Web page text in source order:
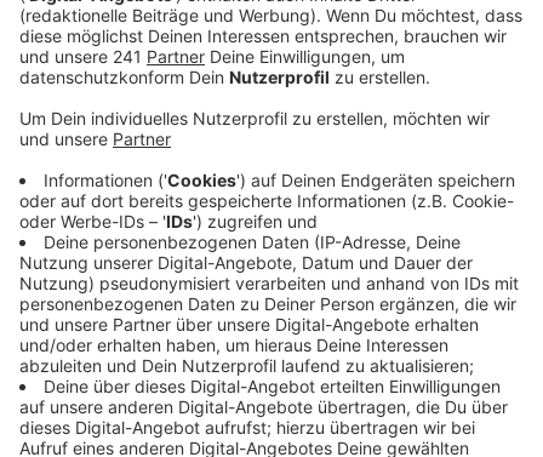
Nachlösch-Arbeiten waren aber extrem aufwendig.
Insgesamt waren rund 70 Kräfte von Feuerwehr,
THW, Rettungsdienst und Deutschem Roten Kreuz
Veröffentlicht:Montag, 01.12.2025 06:48
Anzeige
Um viertel vor sieben am frühen Morgen ist der Notruf
eingegangen – als die Feuerwehr vor Ort eintraf, stand
das Fachwerkhaus bereits komplett in Flammen. Die
Bewohner hatten es bereits verlassen. Eine Nachbarin
hatte sie geweckt und so verhindert, dass jemand
verletzt wurde.